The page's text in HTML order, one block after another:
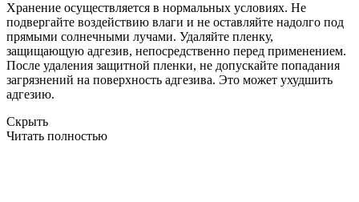
Хранение осуществляется в нормальных условиях. Не
подвергайте воздействию влаги и не оставляйте надолго под
прямыми солнечными лучами. Удаляйте пленку,
защищающую адгезив, непосредственно перед применением.
После удаления защитной пленки, не допускайте попадания
загрязнений на поверхность адгезива. Это может ухудшить
адгезию.
Скрыть
Читать полностью